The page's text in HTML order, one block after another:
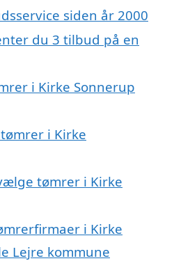
siden år 2000
du 3 tilbud på en
i Kirke Sonnerup
i Kirke
tømrer i Kirke
i Kirke
Lejre kommune